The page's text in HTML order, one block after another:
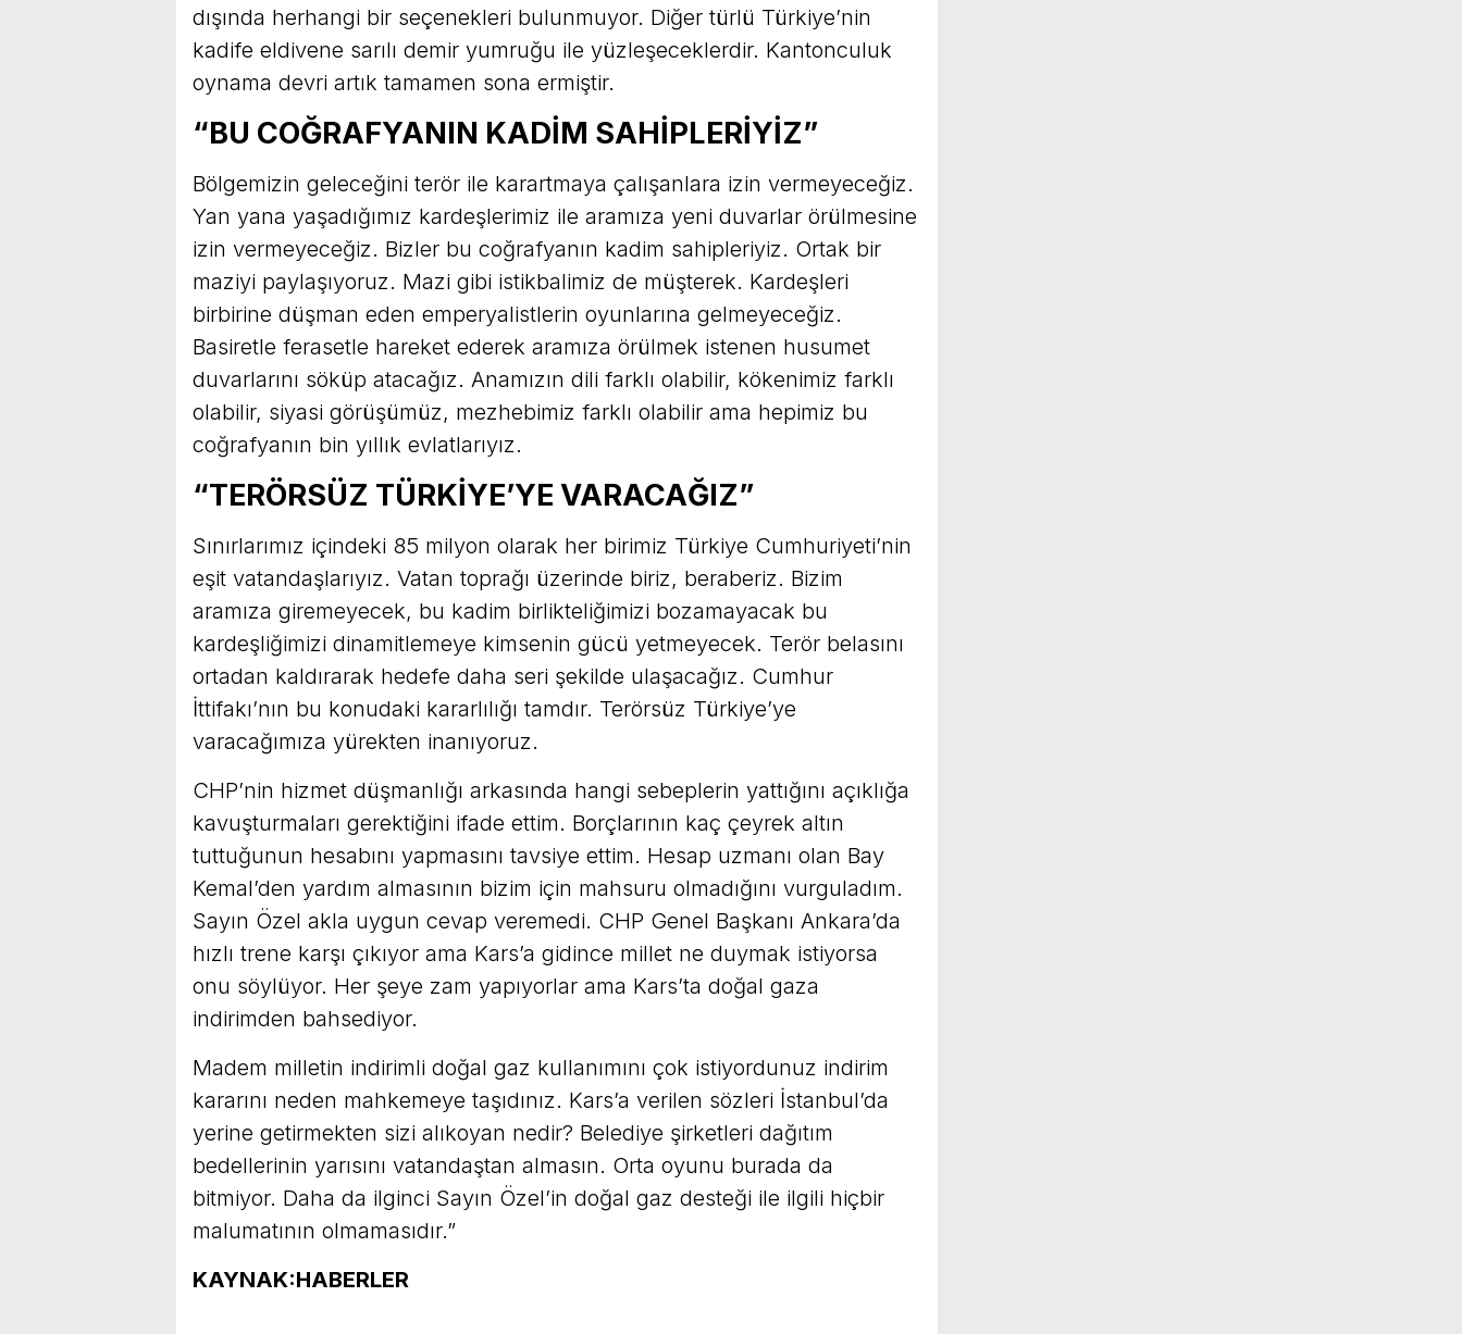
dışında herhangi bir seçenekleri bulunmuyor. Diğer türlü Türkiye’nin
kadife eldivene sarılı demir yumruğu ile yüzleşeceklerdir. Kantonculuk
oynama devri artık tamamen sona ermiştir.
“BU COĞRAFYANIN KADİM SAHİPLERİYİZ”
Bölgemizin geleceğini terör ile karartmaya çalışanlara izin vermeyeceğiz.
Yan yana yaşadığımız kardeşlerimiz ile aramıza yeni duvarlar örülmesine
izin vermeyeceğiz. Bizler bu coğrafyanın kadim sahipleriyiz. Ortak bir
maziyi paylaşıyoruz. Mazi gibi istikbalimiz de müşterek. Kardeşleri
birbirine düşman eden emperyalistlerin oyunlarına gelmeyeceğiz.
Basiretle ferasetle hareket ederek aramıza örülmek istenen husumet
duvarlarını söküp atacağız. Anamızın dili farklı olabilir, kökenimiz farklı
olabilir, siyasi görüşümüz, mezhebimiz farklı olabilir ama hepimiz bu
coğrafyanın bin yıllık evlatlarıyız.
“TERÖRSÜZ TÜRKİYE’YE VARACAĞIZ”
Sınırlarımız içindeki 85 milyon olarak her birimiz Türkiye Cumhuriyeti’nin
eşit vatandaşlarıyız. Vatan toprağı üzerinde biriz, beraberiz. Bizim
aramıza giremeyecek, bu kadim birlikteliğimizi bozamayacak bu
kardeşliğimizi dinamitlemeye kimsenin gücü yetmeyecek. Terör belasını
ortadan kaldırarak hedefe daha seri şekilde ulaşacağız. Cumhur
İttifakı’nın bu konudaki kararlılığı tamdır. Terörsüz Türkiye’ye
varacağımıza yürekten inanıyoruz.
CHP’nin hizmet düşmanlığı arkasında hangi sebeplerin yattığını açıklığa
kavuşturmaları gerektiğini ifade ettim. Borçlarının kaç çeyrek altın
tuttuğunun hesabını yapmasını tavsiye ettim. Hesap uzmanı olan Bay
Kemal’den yardım almasının bizim için mahsuru olmadığını vurguladım.
Sayın Özel akla uygun cevap veremedi. CHP Genel Başkanı Ankara’da
hızlı trene karşı çıkıyor ama Kars’a gidince millet ne duymak istiyorsa
onu söylüyor. Her şeye zam yapıyorlar ama Kars’ta doğal gaza
indirimden bahsediyor.
Madem milletin indirimli doğal gaz kullanımını çok istiyordunuz indirim
kararını neden mahkemeye taşıdınız. Kars’a verilen sözleri İstanbul’da
yerine getirmekten sizi alıkoyan nedir? Belediye şirketleri dağıtım
bedellerinin yarısını vatandaştan almasın. Orta oyunu burada da
bitmiyor. Daha da ilginci Sayın Özel’in doğal gaz desteği ile ilgili hiçbir
malumatının olmamasıdır.”
KAYNAK:HABERLER